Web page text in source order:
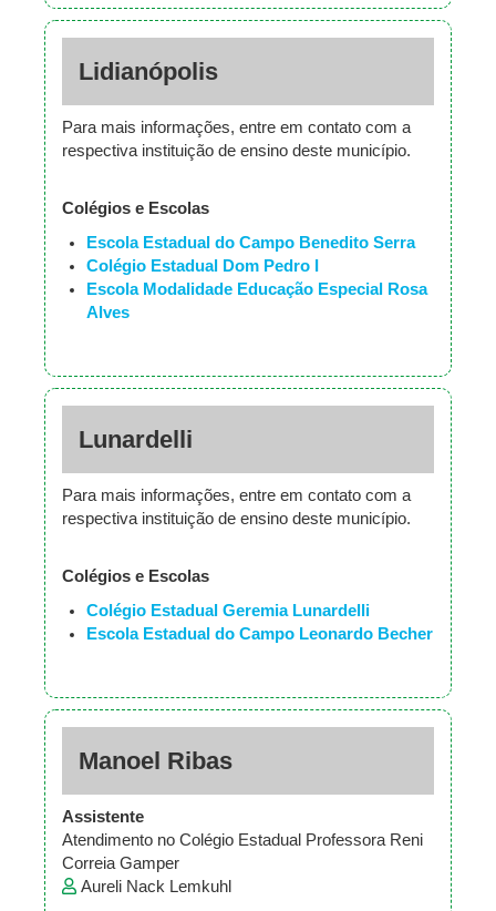
Lidianópolis
Para mais informações, entre em contato com a
respectiva instituição de ensino deste município.
Colégios e Escolas
Escola Estadual do Campo Benedito Serra
Colégio Estadual Dom Pedro I
Escola Modalidade Educação Especial Rosa
Alves
Lunardelli
Para mais informações, entre em contato com a
respectiva instituição de ensino deste município.
Colégios e Escolas
Colégio Estadual Geremia Lunardelli
Escola Estadual do Campo Leonardo Becher
Manoel Ribas
Assistente
Atendimento no Colégio Estadual Professora Reni
Correia Gamper
Aureli Nack Lemkuhl